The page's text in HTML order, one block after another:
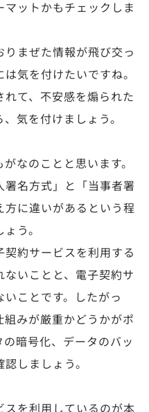
ットかもチェックしま
りまぜた情報が飛び交っ
気を付けたいですね。
て、不安感を煽られた
気を付けましょう。
なのことと思います。
名方式」と「当事者署
に違いがあるという程
う。
約サービスを利用する
いことと、電子契約サ
ことです。したがっ
みが厳重かどうかがポ
暗号化、データのバッ
しましょう。
スを利用しているのが本